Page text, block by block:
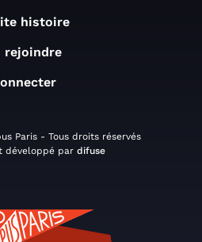
histoire
rejoindre
Paris - Tous droits réservés
développé par difuse